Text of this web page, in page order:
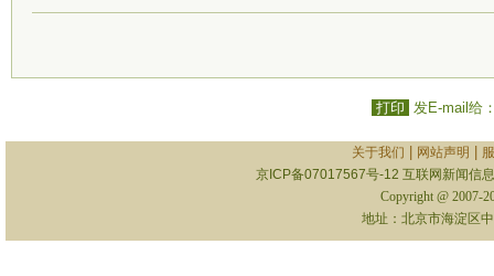
打印 发E-mail给
关于我们 网站声明
京ICP备07017567号-12 互联网新闻信
Copyright @ 2007-
地址：北京市海淀区